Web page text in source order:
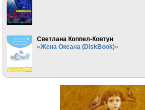
Светлана Коппел-Ковтун
«Жена Океана (DiskBook)»